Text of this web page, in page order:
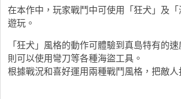
在本作中，玩家戰鬥中可使用「狂犬」及
遊玩。
「狂犬」風格的動作可體驗到真島特有的
則可以使用彎刀等各種海盜工具。
根據戰況和喜好運用兩種戰鬥風格，把敵人